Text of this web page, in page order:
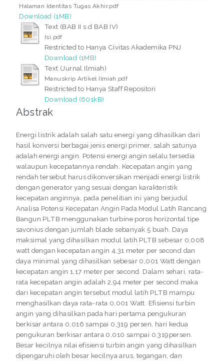
Halaman Identitas Tugas Akhir.pdf
Download (1MB)
Text (BAB II s.d BAB IV)
Isi.pdf
Restricted to Hanya Civitas Akademika PNJ
Download (1MB)
Text (Jurnal Ilmiah)
Manuskrip Artikel Ilmiah.pdf
Restricted to Hanya Staff Repositori
Download (601kB)
Abstrak
Energi listrik adalah salah satu energi yang dihasilkan dari
hasil konversi berbagai jenis energi primer, salah satunya
adalah energi angin. Potensi energi angin selalu tersedia
walaupun kecepatannya rendah. Kecepatan angin yang
rendah tersebut harus dikonversikan menjadi energi listrik
dengan generator yang sesuai dengan karakteristik
kecepatan anginnya, pada penelitian ini yang berjudul
Analisa Potensi Kecepatan Angin Pada Modul Latih Rancang
Bangun PLTB menggunakan turbine poros horizontal tipe
savonius dengan jumlah blade sebanyak 5 buah. Daya
maksimal yang dihasilkan modul latih PLTB sebesar 0,008
watt dengan kecepatan angin 4,31 meter per second dan
daya minimal yang dihasilkan sebesar 0,001 Watt dengan
kecepatan angin 1,17 meter per second. Dalam sehari, rata-
rata kecepatan angin adalah 2,94 meter per second maka
dari kecepatan angin tersebut modul latih PLTB mampu
menghasilkan daya rata-rata 0,001 Watt. Efisiensi turbin
angin yang dihasilkan pada hari pertama pengukuran
berkisar antara 0,016 sampai 0,319 persen, hari kedua
pengukuran berkisar antara 0,010 sampai 0.319persen.
Besar kecilnya nilai efisiensi turbin angin yang dihasilkan
dipengaruhi oleh besar kecilnya arus, tegangan, dan